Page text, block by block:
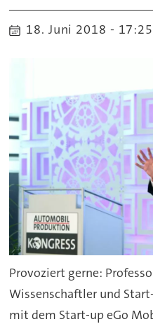
18. Juni 2018 - 17:25
Provoziert gerne:
Wissenschaftler und
mit dem Start-up eGo